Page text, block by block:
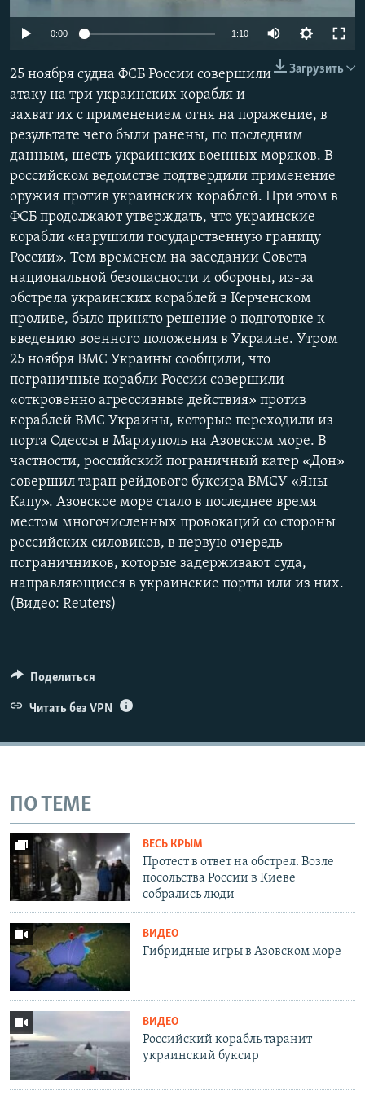
ПОБЕДИТЕЛЕЙ НЕ СУДЯТ?
ELIFBE
УКРАИНСКАЯ ПРОБЛЕМА КРЫМА
Все сайты RFE/RL
0:00 1:10
Загрузить
25 ноября судна ФСБ России совершили
атаку на три украинских корабля и
захват их с применением огня на поражение, в
результате чего были ранены, по последним
данным, шесть украинских военных моряков. В
российском ведомстве подтвердили применение
оружия против украинских кораблей. При этом в
ФСБ продолжают утверждать, что украинские
корабли «нарушили государственную границу
России». Тем временем на заседании Совета
национальной безопасности и обороны, из-за
обстрела украинских кораблей в Керченском
проливе, было принято решение о подготовке к
введению военного положения в Украине. Утром
25 ноября ВМС Украины сообщили, что
пограничные корабли России совершили
«откровенно агрессивные действия» против
кораблей ВМС Украины, которые переходили из
порта Одессы в Мариуполь на Азовском море. В
частности, российский пограничный катер «Дон»
совершил таран рейдового буксира ВМСУ «Яны
Капу». Азовское море стало в последнее время
местом многочисленных провокаций со стороны
российских силовиков, в первую очередь
пограничников, которые задерживают суда,
направляющиеся в украинские порты или из них.
(Видео: Reuters)
Поделиться
Читать без VPN
ПО ТЕМЕ
ВЕСЬ КРЫМ
Протест в ответ на обстрел. Возле
посольства России в Киеве
собрались люди
ВИДЕО
Гибридные игры в Азовском море
ВИДЕО
Российский корабль таранит
украинский буксир